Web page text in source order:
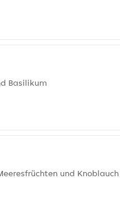
Basilikum
und Knoblauch